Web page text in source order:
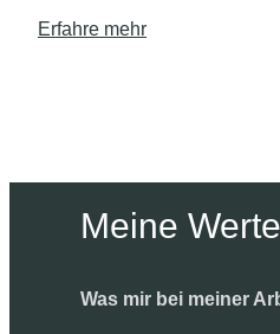
Erfahre mehr
Meine Werte
Was mir bei meiner